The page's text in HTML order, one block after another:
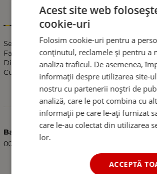
Informații
Seturi (4 bucati) de acoperire anticoroziva.
Fabricat din plastic durabil, cu strat anti-
Dimensiune: 13 inci.
Culoare: argintiu
Caracteristici
Barcode (ISBN, UPC, etc.)
0000519584114
Acest site web
cookie-uri
Folosim cookie-uri pentru a
conținutul, reclamele și pentru a
analiza traficul. De asemenea,
informații despre utilizarea site-
nostru cu partenerii noștri de
analiză, care le pot combina cu
informații pe care le-ați furnizat
care le-au colectat din utilizarea
lor.
ACCEPTĂ